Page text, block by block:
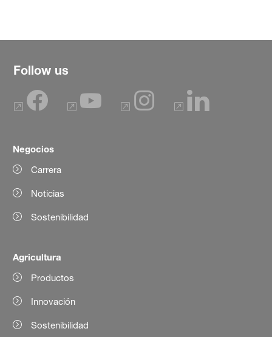
Follow us
Negocios
Carrera
Noticias
Sostenibilidad
Agricultura
Productos
Innovación
Sostenibilidad